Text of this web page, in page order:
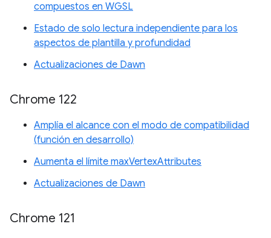
compuestos en WGSL
Estado de solo lectura independiente para los
aspectos de plantilla y profundidad
Actualizaciones de Dawn
Chrome 122
Amplía el alcance con el modo de compatibilidad
(función en desarrollo)
Aumenta el límite maxVertexAttributes
Actualizaciones de Dawn
Chrome 121